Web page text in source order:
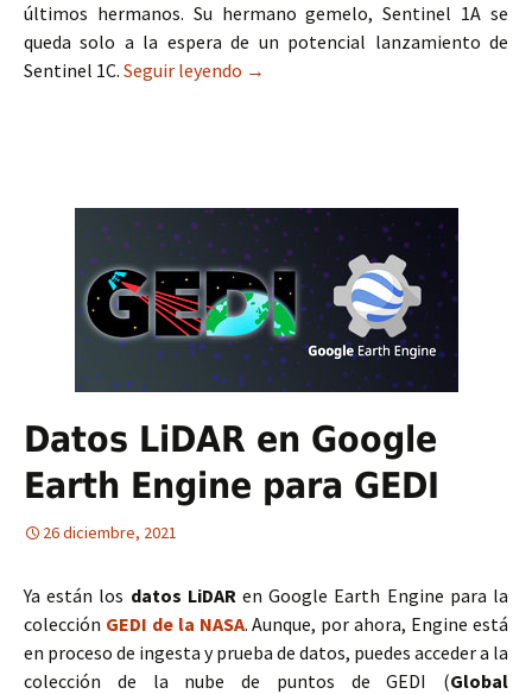
últimos hermanos. Su hermano gemelo, Sentinel 1A se
queda solo a la espera de un potencial lanzamiento de
Sentinel 1C. Seguir leyendo Finaliza la misión para el satélite
→
Datos LiDAR en Google
Earth Engine para GEDI
26 diciembre, 2021
Ya están los datos LiDARen Google Earth Engine para la
colección GEDI de la NASA. Aunque, por ahora, Engine está
en proceso de ingesta y prueba de datos, puedes acceder a la
colección de la nube de puntos de GEDI (Global